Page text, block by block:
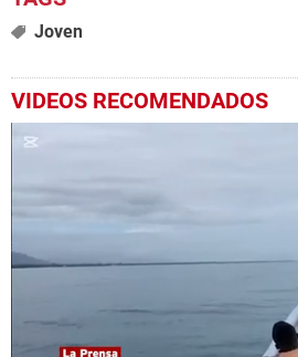
Joven
VIDEOS RECOMENDADOS